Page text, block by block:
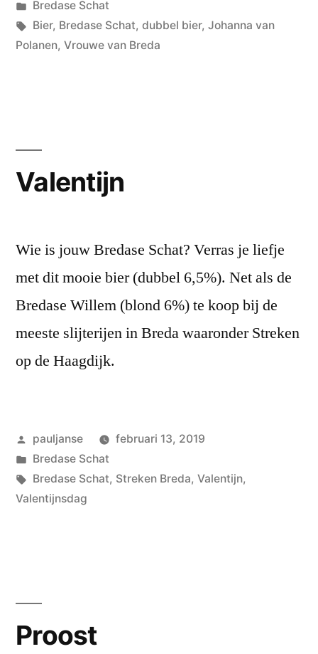
door
Geplaatst
in
Bredase Schat
Tags:
Bier, Bredase Schat, dubbel bier, Johanna van
Polanen, Vrouwe van Breda
Valentijn
Wie is jouw Bredase Schat? Verras je liefje
met dit mooie bier (dubbel 6,5%). Net als de
Bredase Willem (blond 6%) te koop bij de
meeste slijterijen in Breda waaronder Streken
op de Haagdijk.
Geplaatst
door
pauljanse
februari 13, 2019
Geplaatst
in
Bredase Schat
Tags:
Bredase Schat, Streken Breda, Valentijn,
Valentijnsdag
Proost